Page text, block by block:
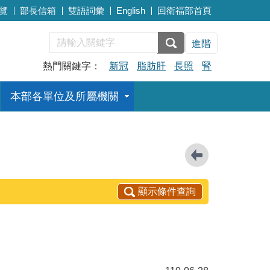
部長信箱 雙語詞彙 English 回衛福部首頁
進階
熱門關鍵字： 新冠 脂肪肝 長照 腎
本部各單位及所屬機關
顯示條件查詢